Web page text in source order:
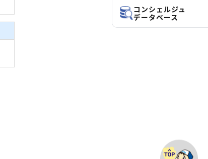
コンシェルジュ
データベース